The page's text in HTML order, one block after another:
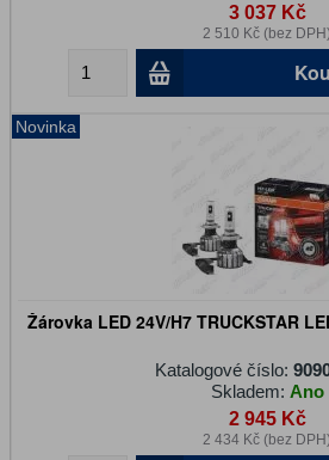
3 037 Kč
2 510 Kč (bez DPH)
Novinka
Žárovka LED 24V/H7 TRUCKSTAR
Katalogové číslo:
Skladem: Ano
2 945 Kč
2 434 Kč (bez DPH)